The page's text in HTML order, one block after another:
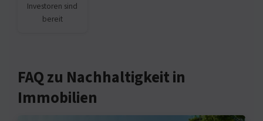
Investoren sind
bereit
FAQ zu Nachhaltigkeit in
Immobilien